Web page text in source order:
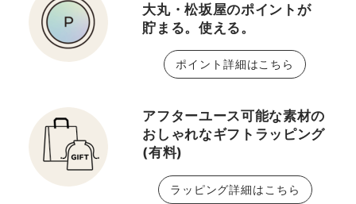
大丸・松坂屋のポイントが
貯まる。使える。
ポイント詳細はこちら
アフターユース可能な素材の
おしゃれなギフトラッピング
(有料)
ラッピング詳細はこちら